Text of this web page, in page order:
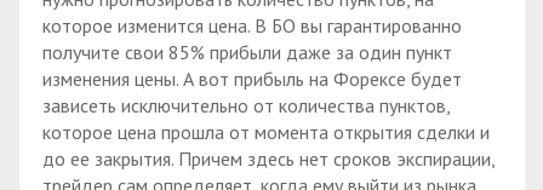
которое изменится цена. В БО вы гарантированно
получите свои 85% прибыли даже за один пункт
изменения цены. А вот прибыль на Форексе будет
зависеть исключительно от количества пунктов,
которое цена прошла от момента открытия сделки и
до ее закрытия. Причем здесь нет сроков экспирации,